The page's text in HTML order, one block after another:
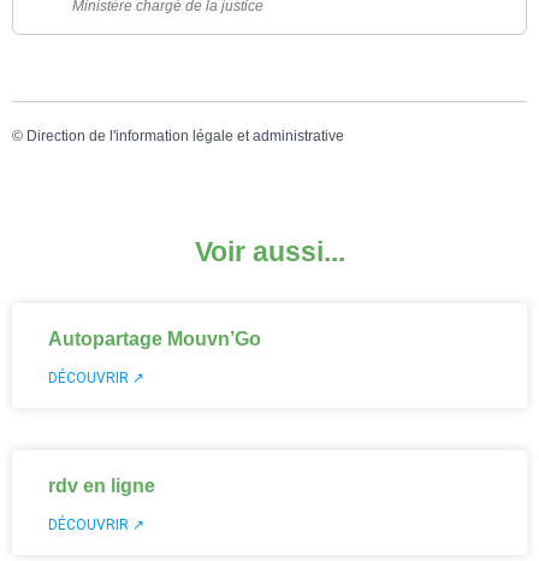
Ministère chargé de la justice
© Direction de l'information légale et administrative
Voir aussi...
Autopartage Mouvn’Go
DÉCOUVRIR ↗
rdv en ligne
DÉCOUVRIR ↗